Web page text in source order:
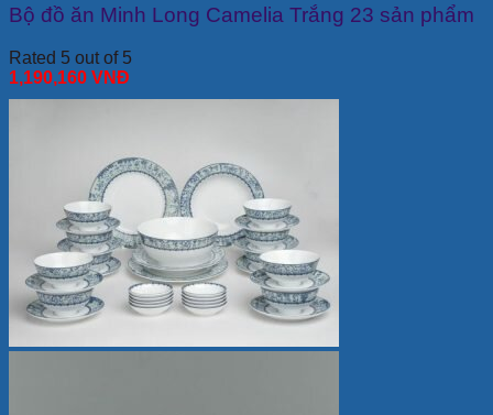
Bộ đồ ăn Minh Long Camelia Trắng 23 sản phẩm
Rated 5 out of 5
1,190,160 VNĐ